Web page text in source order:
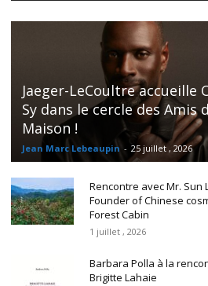
Jaeger-LeCoultre accueille
Sy dans le cercle des Amis
Maison !
Jean Marc Lebeaupin - 25 juillet , 2026
Rencontre avec Mr. Sun
Founder of Chinese
Forest Cabin
1 juillet , 2026
Barbara Polla à la
Brigitte Lahaie